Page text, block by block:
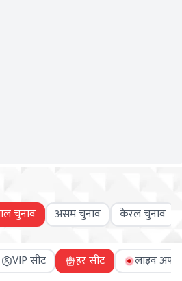
चुनाव असम चुनाव केरल चुनाव
VIP सीट हर सीट लाइव